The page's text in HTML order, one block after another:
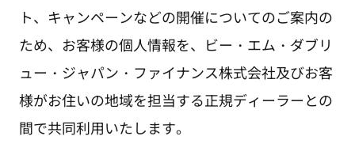
ト、キャンペーンなどの開催についてのご案内の
ため、お客様の個人情報を、ビー・エム・ダブリ
ュー・ジャパン・ファイナンス株式会社及びお客
様がお住いの地域を担当する正規ディーラーとの
間で共同利用いたします。